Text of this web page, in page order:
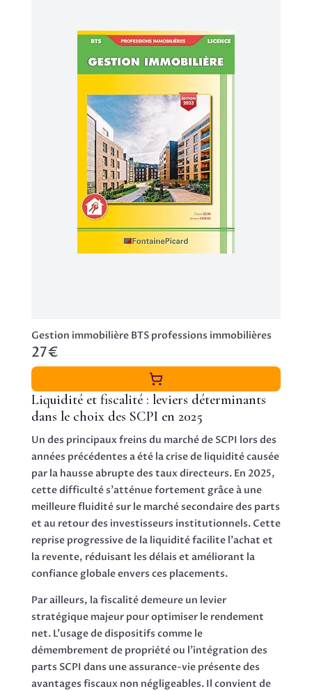
Gestion immobilière BTS professions immobilières
27€
Liquidité et fiscalité : leviers déterminants
dans le choix des SCPI en 2025
Un des principaux freins du marché de SCPI lors des
années précédentes a été la crise de liquidité causée
par la hausse abrupte des taux directeurs. En 2025,
cette difficulté s’atténue fortement grâce à une
meilleure fluidité sur le marché secondaire des parts
et au retour des investisseurs institutionnels. Cette
reprise progressive de la liquidité facilite l’achat et
la revente, réduisant les délais et améliorant la
confiance globale envers ces placements.
Par ailleurs, la fiscalité demeure un levier
stratégique majeur pour optimiser le rendement
net. L’usage de dispositifs comme le
démembrement de propriété ou l’intégration des
parts SCPI dans une assurance-vie présente des
avantages fiscaux non négligeables. Il convient de